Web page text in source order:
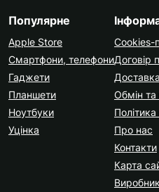
Популярне
Apple Store
Смартфони, телефони
Гаджети
Планшети
Ноутбуки
Уцінка
Cookies-
Договір
Обмін та
Політика
Про нас
Контакти
Карта